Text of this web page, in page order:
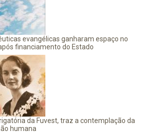
evangélicas ganharam espaço no
financiamento do Estado
da Fuvest, traz a contemplação da
humana